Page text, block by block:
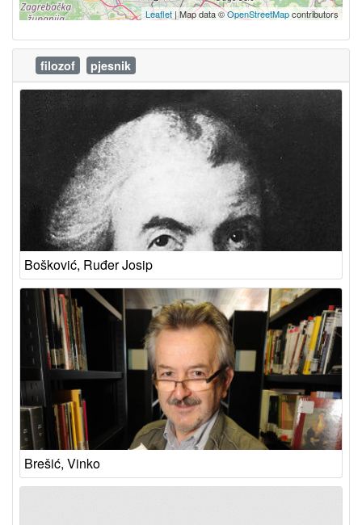
Leaflet | Map data ©OpenStreetMapcontributors
filozof pjesnik
Bošković, Ruđer Josip
Brešić, Vinko